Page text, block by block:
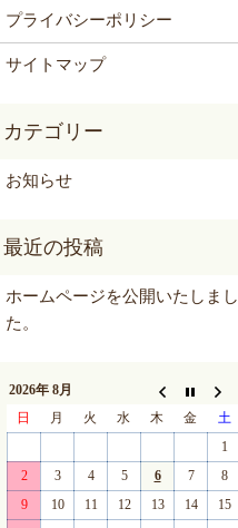
プライバシーポリシー
サイトマップ
お知らせ
ホームページを公開いたしまし
た。
2026年 8月
日
月 火 水 木 金
土
1
2
3 4 5 6 7
8
9
10 11 12 13 14
15